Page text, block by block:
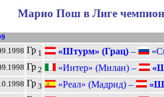
Марио Пош в Лиге
Гр1 «Штурм» (Грац)–
Гр2 «Интер» (Милан) –
Гр3 «Реал» (Мадрид) –